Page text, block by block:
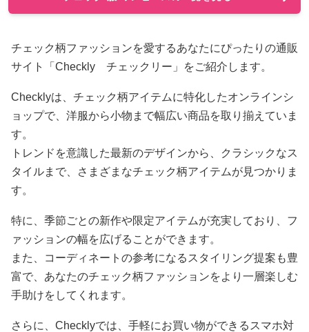
チェック柄ファッションを愛するあなたにぴったりの通販
サイト「Checkly チェックリー」をご紹介します。
Checklyは、チェック柄アイテムに特化したオンラインシ
ョップで、洋服から小物まで幅広い商品を取り揃えていま
す。
トレンドを意識した最新のデザインから、クラシックなス
タイルまで、さまざまなチェック柄アイテムが見つかりま
す。
特に、季節ごとの新作や限定アイテムが充実しており、フ
ァッションの幅を広げることができます。
また、コーディネートの参考になるスタイリング提案も豊
富で、あなたのチェック柄ファッションをより一層楽しむ
手助けをしてくれます。
さらに、Checklyでは、手軽にお買い物ができるスマホ対